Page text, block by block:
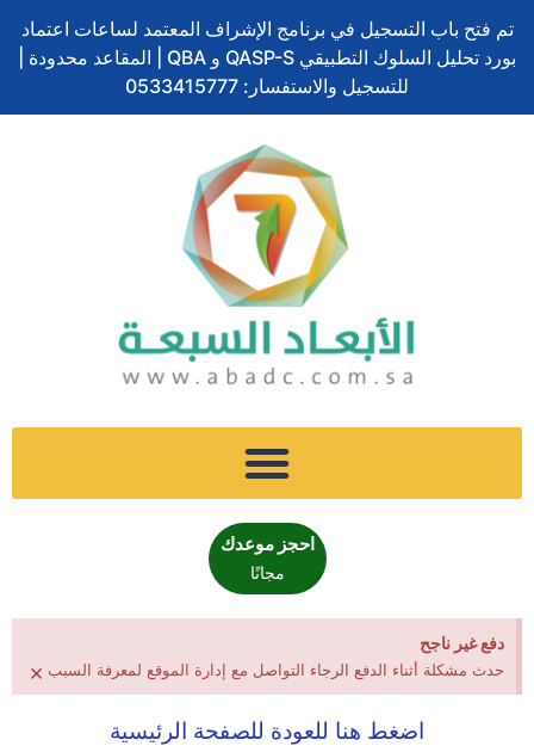
إلى
المحتوى
تم فتح باب التسجيل في برنامج الإشراف المعتمد لساعات اعتماد
بورد تحليل السلوك التطبيقي QASP-S و QBA | المقاعد محدودة |
للتسجيل والاستفسار: 0533415777
احجز موعدك
مجانًا
دفع غير ناجح
حدث مشكلة أثناء الدفع الرجاء التواصل مع إدارة الموقع لمعرفة السبب ×
اضغط هنا للعودة للصفحة الرئيسية